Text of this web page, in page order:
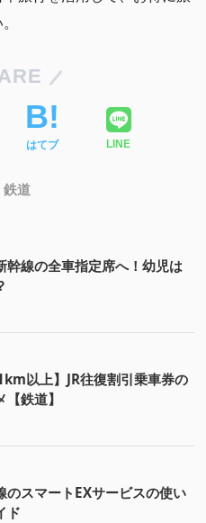
はてブ LINE
鉄道
幹線の全車指定席へ！幼児は
以上】JR往復割引乗車券の
【鉄道】
のスマートEXサービスの使い
ド